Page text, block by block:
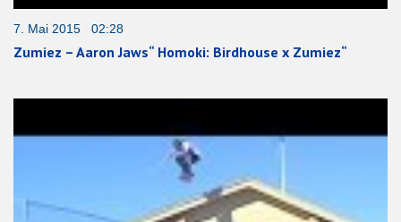
7. Mai 2015 02:28
Zumiez – Aaron Jaws“ Homoki: Birdhouse x Zumiez“